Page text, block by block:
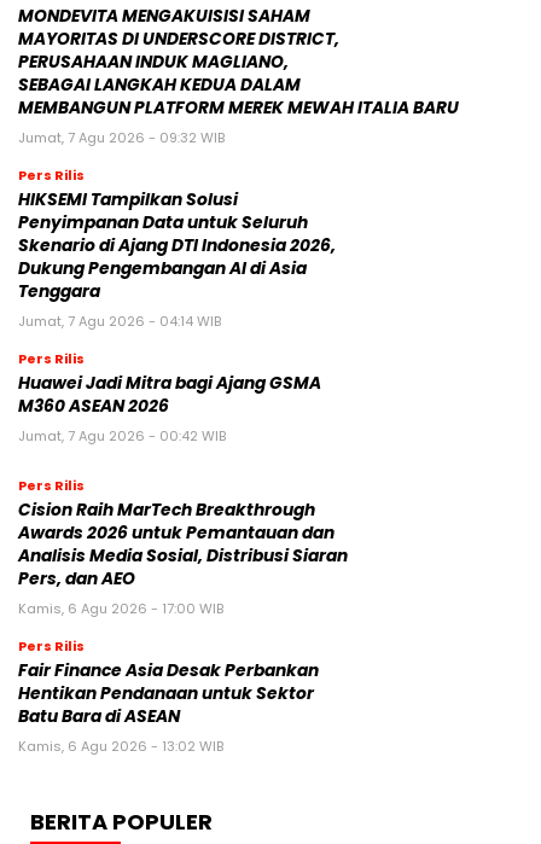
MONDEVITA MENGAKUISISI SAHAM
MAYORITAS DI UNDERSCORE DISTRICT,
PERUSAHAAN INDUK MAGLIANO,
SEBAGAI LANGKAH KEDUA DALAM
MEMBANGUN PLATFORM MEREK MEWAH ITALIA BARU
Jumat, 7 Agu 2026 - 09:32 WIB
Pers Rilis
HIKSEMI Tampilkan Solusi
Penyimpanan Data untuk Seluruh
Skenario di Ajang DTI Indonesia 2026,
Dukung Pengembangan AI di Asia
Tenggara
Jumat, 7 Agu 2026 - 04:14 WIB
Pers Rilis
Huawei Jadi Mitra bagi Ajang GSMA
M360 ASEAN 2026
Jumat, 7 Agu 2026 - 00:42 WIB
Pers Rilis
Cision Raih MarTech Breakthrough
Awards 2026 untuk Pemantauan dan
Analisis Media Sosial, Distribusi Siaran
Pers, dan AEO
Kamis, 6 Agu 2026 - 17:00 WIB
Pers Rilis
Fair Finance Asia Desak Perbankan
Hentikan Pendanaan untuk Sektor
Batu Bara di ASEAN
Kamis, 6 Agu 2026 - 13:02 WIB
BERITA POPULER